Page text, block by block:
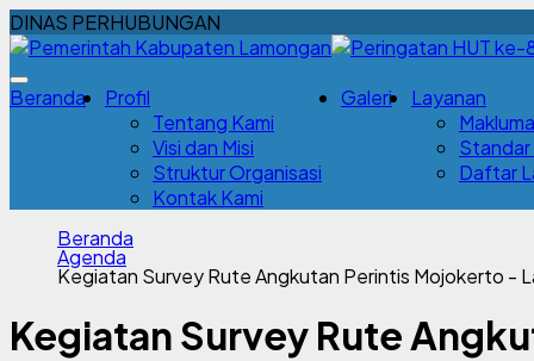
DINAS PERHUBUNGAN
Beranda
Profil
Tentang Kami
Visi dan Misi
Struktur Organisasi
Kontak Kami
Galeri
Layanan
Standar
Daftar
Beranda
Agenda
Kegiatan Survey Rute Angkutan Perintis Mojokerto -
Kegiatan Survey Rute